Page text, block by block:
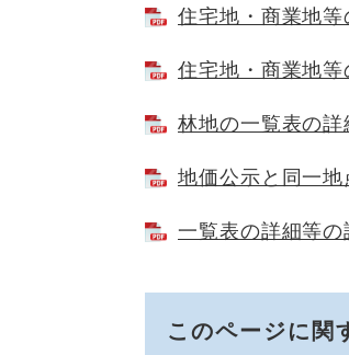
住宅地・商業地
住宅地・商業地
林地の一覧表の
地価公示と同一
一覧表の詳細等
このページに関